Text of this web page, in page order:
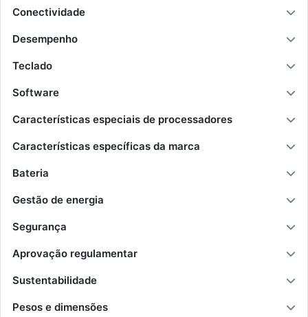
Conectividade
Desempenho
Teclado
Software
Características especiais de processadores
Características específicas da marca
Bateria
Gestão de energia
Segurança
Aprovação regulamentar
Sustentabilidade
Pesos e dimensões